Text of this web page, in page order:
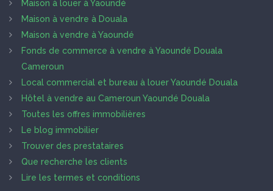
Maison à louer à Yaoundé
Maison à vendre à Douala
Maison à vendre à Yaoundé
Fonds de commerce à vendre à Yaoundé Douala
Cameroun
Local commercial et bureau à louer Yaoundé Douala
Hôtel à vendre au Cameroun Yaoundé Douala
Toutes les offres immobilières
Le blog immobilier
Trouver des prestataires
Que recherche les clients
Lire les termes et conditions